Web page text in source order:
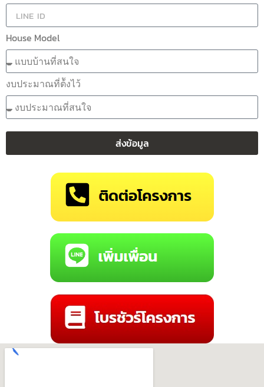
House Model
งบประมาณที่ต้ังไว้
ส่งข้อมูล